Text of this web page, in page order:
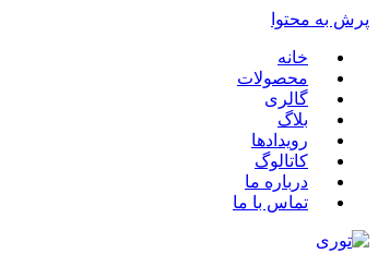
پرش به محتوا
خانه
محصولات
گالری
بلاگ
رویدادها
کاتالوگ
درباره ما
تماس با ما